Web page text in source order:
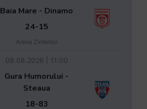
Baia Mare - Dinamo
24-15
Arena Zimbrilor
08.08.2026 | 11:00
Gura Humorului -
Steaua
18-83